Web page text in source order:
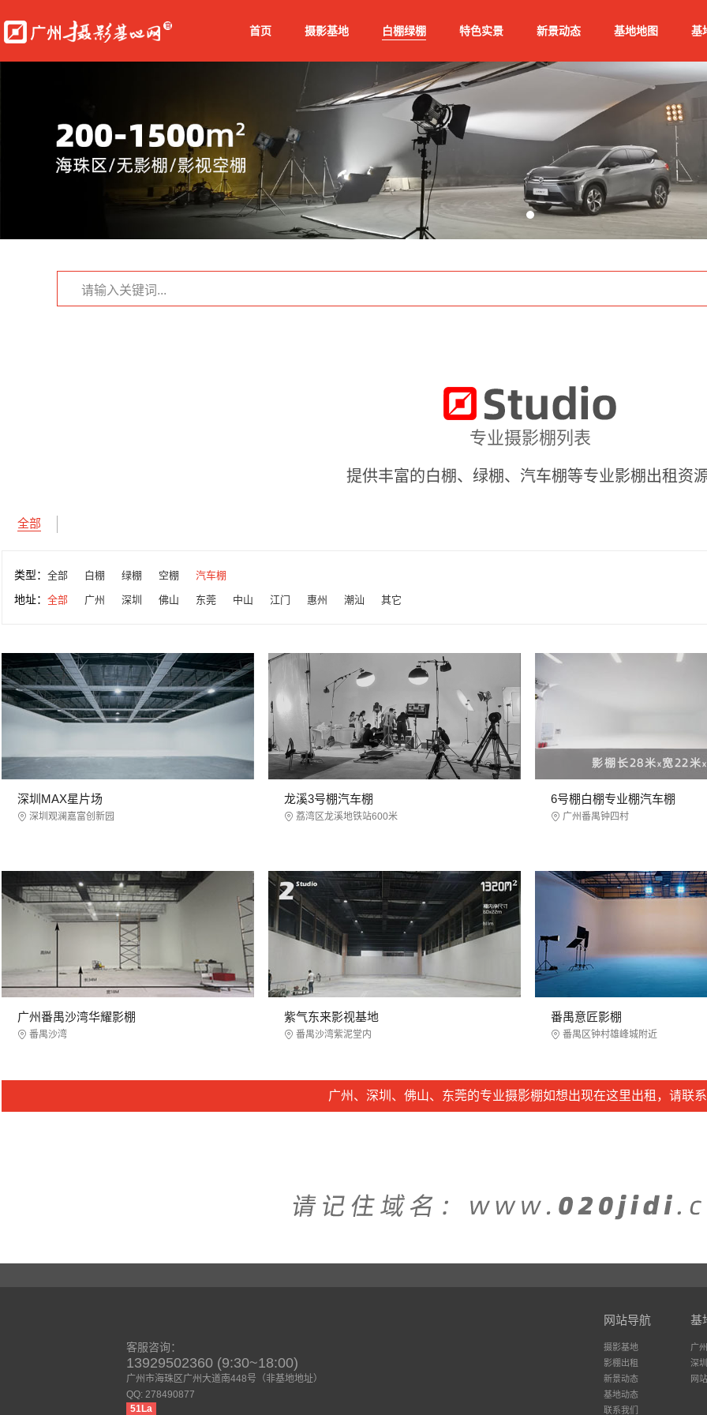
首页 摄影基地 白棚绿棚 特色实景 新景动态 基地地图 基
专业摄影棚列表
提供丰富的白棚、绿棚、汽车棚等专业影棚出租资
全部
类型： 全部 白棚 绿棚 空棚 汽车棚
地址： 全部 广州 深圳 佛山 东莞 中山 江门 惠州 潮汕 其它
深圳MAX星片场
深圳观澜嘉富创新园
龙溪3号棚汽车棚
荔湾区龙溪地铁站600米
6号棚白棚专业棚汽车棚
广州番禺钟四村
广州番禺沙湾华耀影棚
番禺沙湾
紫气东来影视基地
番禺沙湾紫泥堂内
番禺意匠影棚
番禺区钟村雄峰城附近
广州、深圳、佛山、东莞的专业摄影棚如想出现在这里出租，请联
客服咨询：
13929502360 (9:30~18:00)
广州市海珠区广州大道南448号（非基地地址）
QQ: 278490877
51La
网站导航
摄影基地
影棚出租
新景动态
基地动态
联系我们
基
广
深
网